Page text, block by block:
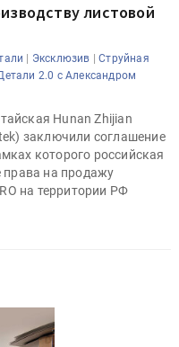
листовой
| Эксклюзив |Струйная
2.0 с Александром
Hunan Zhijian
заключили соглашение
которого российская
на продажу
на территории РФ